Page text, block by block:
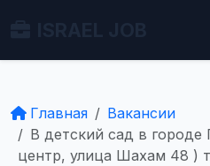
Главная
Вакансии
В детский сад в городе
центр, улица Шахам 48 )